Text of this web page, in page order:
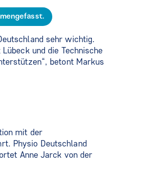
sehr wichtig.
und die Technische
betont Markus
mit der
Physio Deutschland
Anne Jarck von der